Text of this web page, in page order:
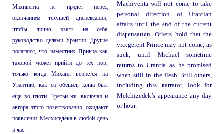
Махивента не придет перед
окончанием текущей диспенсации,
чтобы лично взять на себя
руководство делами Урантии. Другие
полагают, что наместник Принца как
таковой может прийти до тех пор,
только когда Михаил вернется на
Урантию, как он обещал, когда был
еще во плоти. Третьи же, включая и
автора этого повествования, ожидают
появления Мелхиседека в любой день
и час.
Machiventa will not come to take
personal direction of Urantian
affairs until the end of the current
dispensation. Others hold that the
vicegerent Prince may not come, as
such, until Michael sometime
returns to Urantia as he promised
when still in the flesh. Still others,
including this narrator, look for
Melchizedek’s appearance any day
or hour.